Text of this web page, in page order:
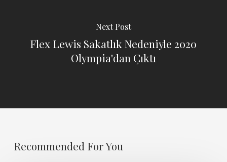
Next Post
Flex Lewis Sakatlık Nedeniyle 2020
Olympia'dan Çıktı
Recommended For You